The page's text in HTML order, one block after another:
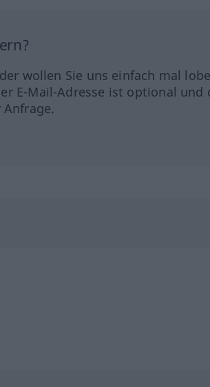
wollen Sie uns einfach mal
E-Mail-Adresse ist optional und